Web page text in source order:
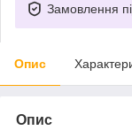
Замовлення
Опис
Опис